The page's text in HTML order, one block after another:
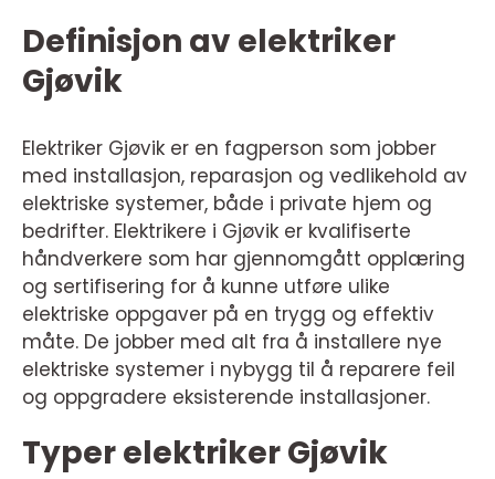
Definisjon av elektriker
Gjøvik
Elektriker Gjøvik er en fagperson som jobber
med installasjon, reparasjon og vedlikehold av
elektriske systemer, både i private hjem og
bedrifter. Elektrikere i Gjøvik er kvalifiserte
håndverkere som har gjennomgått opplæring
og sertifisering for å kunne utføre ulike
elektriske oppgaver på en trygg og effektiv
måte. De jobber med alt fra å installere nye
elektriske systemer i nybygg til å reparere feil
og oppgradere eksisterende installasjoner.
Typer elektriker Gjøvik